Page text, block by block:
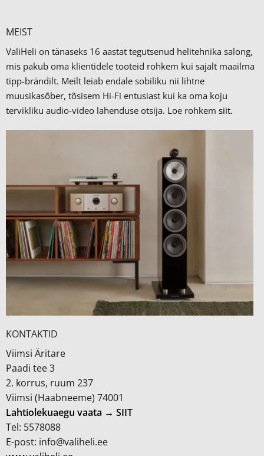
MEIST
ValiHeli on tänaseks 16 aastat tegutsenud helitehnika salong,
mis pakub oma klientidele tooteid rohkem kui sajalt maailma
tipp-brändilt. Meilt leiab endale sobiliku nii lihtne
muusikasõber, tõsisem Hi-Fi entusiast kui ka oma koju
tervikliku audio-video lahenduse otsija. Loe rohkem siit.
KONTAKTID
Viimsi Äritare
Paadi tee 3
2. korrus, ruum 237
Viimsi (Haabneeme) 74001
Lahtiolekuaegu vaata → SIIT
Tel: 5578088
E-post: info@valiheli.ee